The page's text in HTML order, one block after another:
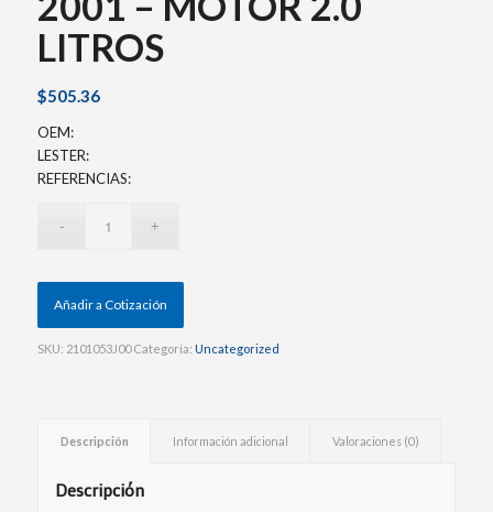
LITROS
$505.36
OEM:
LESTER:
REFERENCIAS:
Añadir a Cotización
SKU: 2101053J00 Categoría: Uncategorized
Descripción Información adicional Valoraciones (0)
Descripción